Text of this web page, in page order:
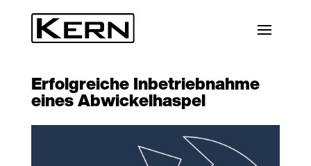
Erfolgreiche Inbetriebnahme
eines Abwickelhaspel